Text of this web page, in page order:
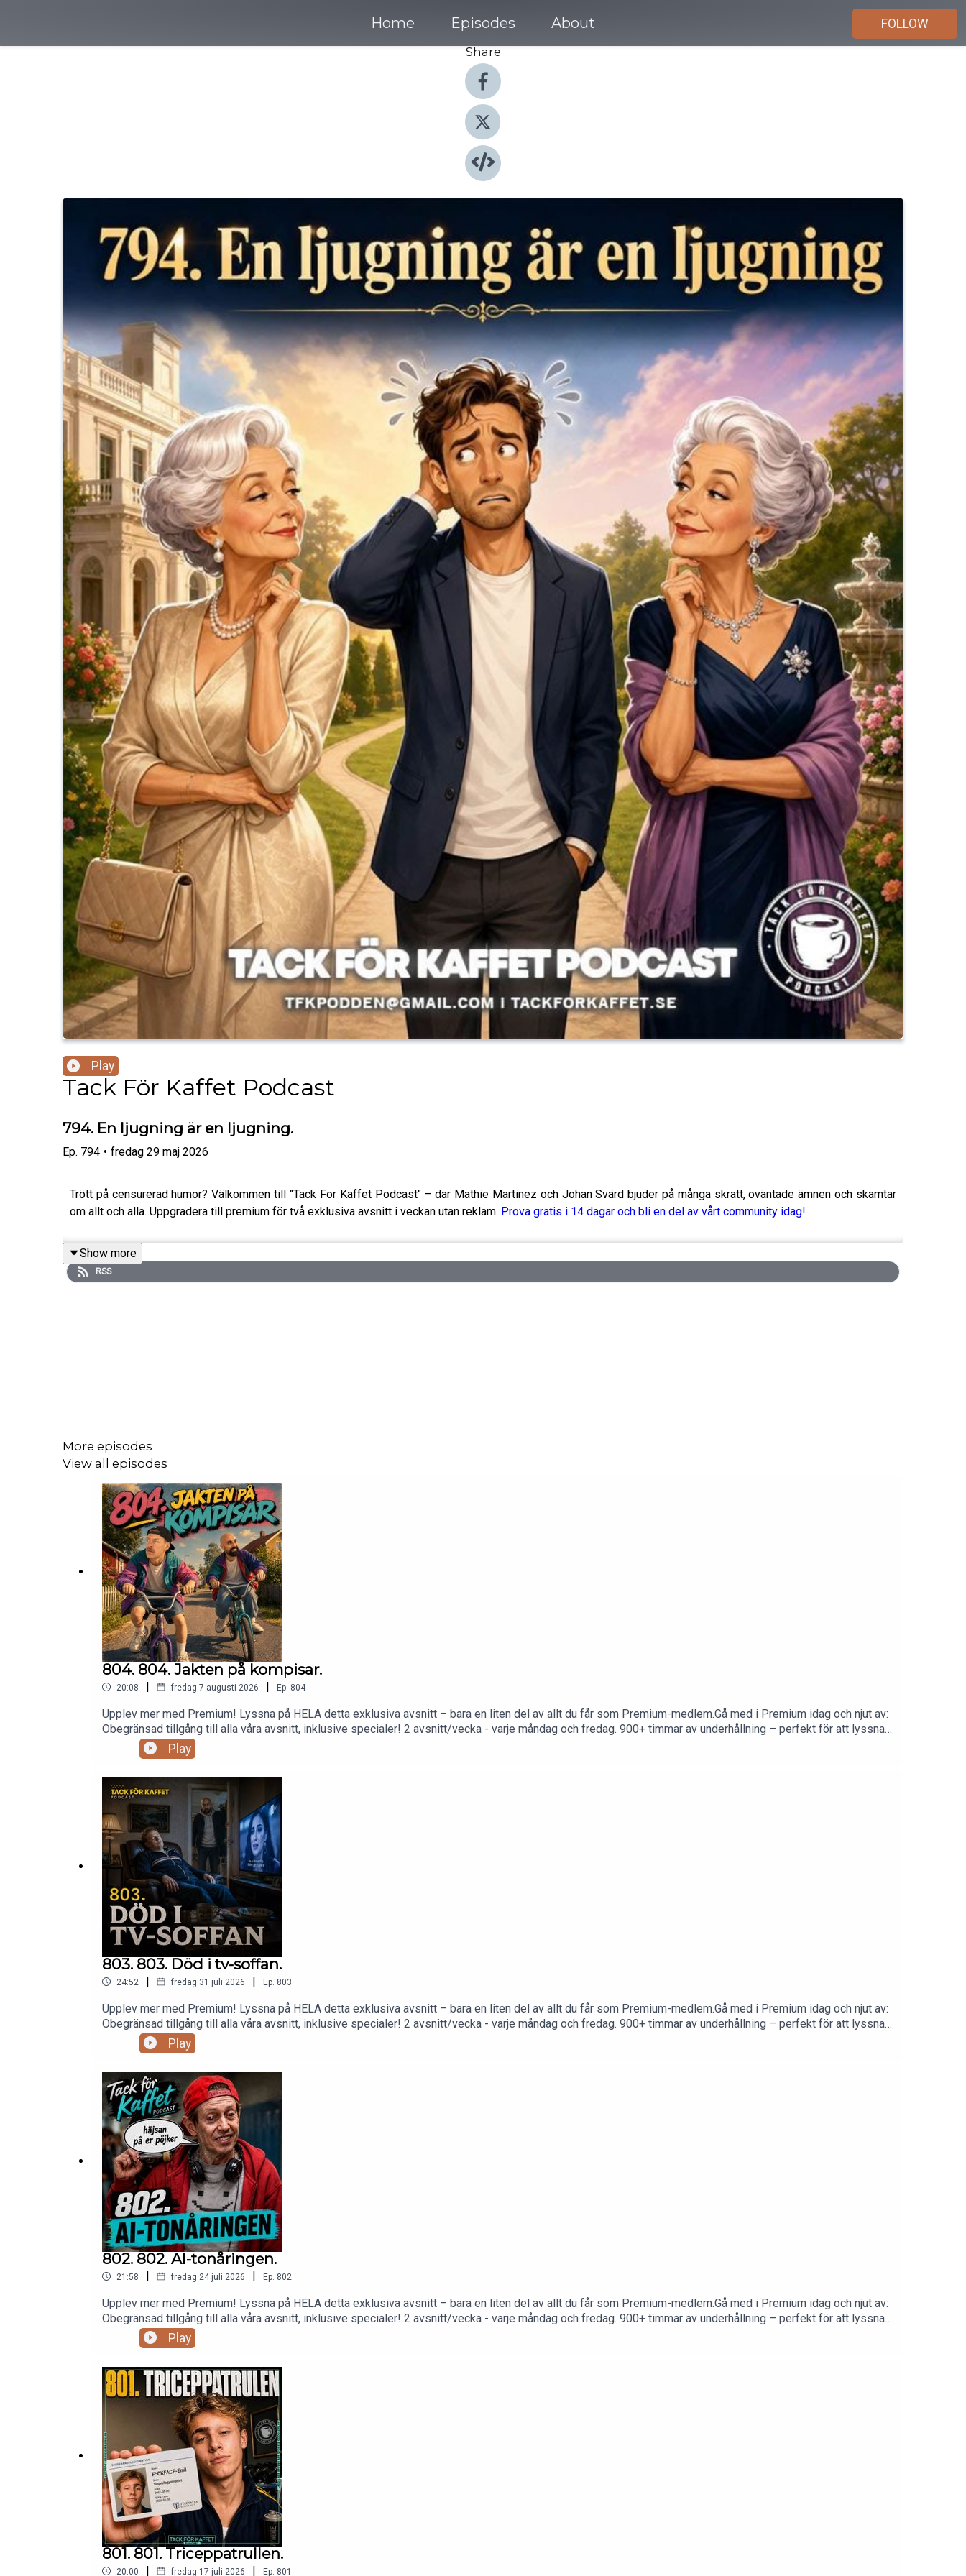
Home Episodes About
FOLLOW
Share
Play
Tack För Kaffet Podcast
794. En ljugning är en ljugning.
Ep. 794 • fredag 29 maj 2026
Trött på censurerad humor? Välkommen till "Tack För Kaffet Podcast" – där Mathie Martinez och Johan Svärd bjuder på många skratt, oväntade ämnen och skämtar
om allt och alla. Uppgradera till premium för två exklusiva avsnitt i veckan utan reklam. Prova gratis i 14 dagar och bli en del av vårt community idag!
Show more
RSS
More episodes
View all episodes
804. 804. Jakten på kompisar.
20:08 | fredag 7 augusti 2026 | Ep. 804
Upplev mer med Premium! Lyssna på HELA detta exklusiva avsnitt – bara en liten del av allt du får som Premium-medlem.Gå med i Premium idag och njut av:
Obegränsad tillgång till alla våra avsnitt, inklusive specialer! 2 avsnitt/vecka - varje måndag och fredag. 900+ timmar av underhållning – perfekt för att lyssna
offline när du är på språng. Möjlighet att kommentera och engagera dig direkt i varje avsnitt.Bli en del av TFK's Community – där riktiga fans möts.Prova
Play
803. 803. Död i tv-soffan.
24:52 | fredag 31 juli 2026 | Ep. 803
Upplev mer med Premium! Lyssna på HELA detta exklusiva avsnitt – bara en liten del av allt du får som Premium-medlem.Gå med i Premium idag och njut av:
Obegränsad tillgång till alla våra avsnitt, inklusive specialer! 2 avsnitt/vecka - varje måndag och fredag. 900+ timmar av underhållning – perfekt för att lyssna
offline när du är på språng. Möjlighet att kommentera och engagera dig direkt i varje avsnitt.Bli en del av TFK's Community – där riktiga fans möts.Prova
Play
802. 802. AI-tonåringen.
21:58 | fredag 24 juli 2026 | Ep. 802
Upplev mer med Premium! Lyssna på HELA detta exklusiva avsnitt – bara en liten del av allt du får som Premium-medlem.Gå med i Premium idag och njut av:
Obegränsad tillgång till alla våra avsnitt, inklusive specialer! 2 avsnitt/vecka - varje måndag och fredag. 900+ timmar av underhållning – perfekt för att lyssna
offline när du är på språng. Möjlighet att kommentera och engagera dig direkt i varje avsnitt.Bli en del av TFK's Community – där riktiga fans möts.Prova
Play
801. 801. Triceppatrullen.
20:00 | fredag 17 juli 2026 | Ep. 801